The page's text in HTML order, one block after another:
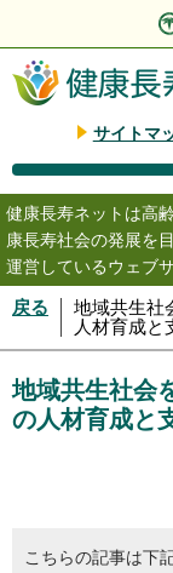
サイトマ
健康長寿ネットは高
康長寿社会の発展を
運営しているウェブ
戻る
地域共生社
人材育成と
地域共生社会
の人材育成と
こちらの記事は下